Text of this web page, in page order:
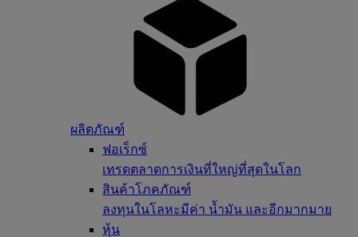
ผลิตภัณฑ์
ฟอเร็กซ์
เทรดตลาดการเงินที่ใหญ่ที่สุดในโลก
สินค้าโภคภัณฑ์
ลงทุนในโลหะมีค่า น้ำมัน และอีกมากมาย
หุ้น